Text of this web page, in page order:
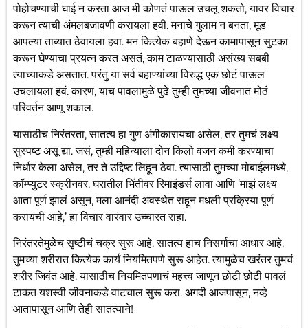
पोहोचण्याची घाई न करता आज मी कोणतं पाऊल उचलू शकतो, यावर विचार
करून त्याची अंमलबजावणी करायला हवी. मनाचे गुलाम न बनता, मूड
आपल्या ताब्यात ठेवायला हवा. मन कित्येक बहाणे देऊन कामापासून सुटका
करून घेण्याचा प्रयत्न करत असतं, काम टाळण्यासाठी असंख्य सबबी
त्याच्याकडे असतात. परंतु या सर्व बहाण्यांच्या विरुद्ध एक छोटं पाऊल
उचलायला हवं. कारण, याच पावलामुळे पुढे तुम्ही तुमच्या जीवनात मोठं
परिवर्तन आणू शकाल.
यासाठीच निरंतरता, सातत्य हा गुण अंगीकारायचा असेल, तर तुमचं लक्ष्य
सुस्पष्ट असू द्या. जसं, तुम्ही महिन्याला दोन किलो वजन कमी करण्याचा
निर्धार केला असेल, तर ते उद्दिष्ट लिहून ठेवा. त्यासाठी तुमच्या मोबाईलमध्ये,
कॉम्प्युटर स्क्रीनवर, घरातील भिंतीवर रिमाइंडर्स लावा आणि ‘माझं लक्ष्य
आता पूर्ण झालं असून, मला आनंदी अवस्थेत राहून मधली प्रक्रिया पूर्ण
करायची आहे,’ हा विचार वारंवार उच्चारत राहा.
निरंतरतेमुळेच सृष्टीचं चक्र सुरू आहे. सातत्य हाच निसर्गाचा आधार आहे.
तुमच्या शरीरात कित्येक कार्यं नियमितपणे सुरू आहेत. त्यामुळेच खरंतर तुमचं
शरीर जिवंत आहे. यासाठीच नियमितपणाचं महत्त्व जाणून छोटी छोटी पावलं
टाकत यशस्वी जीवनाकडे वाटचाल सुरू करा. अगदी आजपासून, नव्हे
आतापासून आणि तेही सातत्याने!